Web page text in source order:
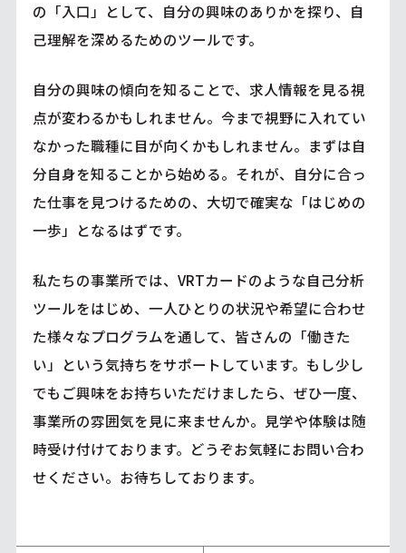
の「入口」として、自分の興味のありかを探り、自
己理解を深めるためのツールです。
自分の興味の傾向を知ることで、求人情報を見る視
点が変わるかもしれません。今まで視野に入れてい
なかった職種に目が向くかもしれません。まずは自
分自身を知ることから始める。それが、自分に合っ
た仕事を見つけるための、大切で確実な「はじめの
一歩」となるはずです。
私たちの事業所では、VRTカードのような自己分析
ツールをはじめ、一人ひとりの状況や希望に合わせ
た様々なプログラムを通して、皆さんの「働きた
い」という気持ちをサポートしています。もし少し
でもご興味をお持ちいただけましたら、ぜひ一度、
事業所の雰囲気を見に来ませんか。見学や体験は随
時受け付けております。どうぞお気軽にお問い合わ
せください。お待ちしております。